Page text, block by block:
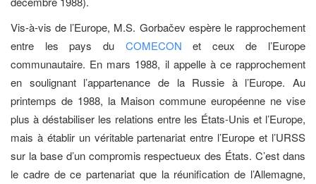
Vis-à-vis de l’Europe, M.S. Gorbačev espère le rapprochement
entre les pays du COMECON et ceux de l’Europe
communautaire. En mars 1988, il appelle à ce rapprochement
en soulignant l’appartenance de la Russie à l’Europe. Au
printemps de 1988, la Maison commune européenne ne vise
plus à déstabiliser les relations entre les États-Unis et l’Europe,
mais à établir un véritable partenariat entre l’Europe et l’URSS
sur la base d’un compromis respectueux des États. C’est dans
le cadre de ce partena­riat que la réunification de l’Allemagne,